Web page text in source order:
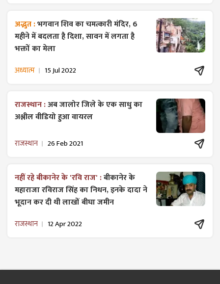
अद्भुत :भगवान शिव का चमत्कारी मंदिर, 6
महीने में बदलता है दिशा, सावन में लगता है
भक्तों का मेला
अध्यात्म 15 Jul 2022
राजस्थान :अब जालोर जिले के एक साधु का
अश्लील वीडियो हुआ वायरल
राजस्थान 26 Feb 2021
नहीं रहे बीकानेर के 'रवि राज' :बीकानेर के
महाराजा रविराज सिंह का निधन, इनके दादा ने
भूदान कर दी थी लाखों बीघा जमीन
राजस्थान 12 Apr 2022